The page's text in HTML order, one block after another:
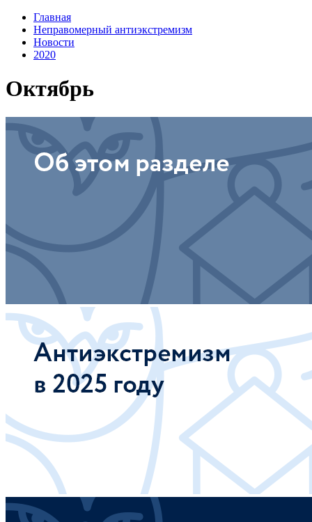
Главная
Неправомерный антиэкстремизм
Новости
2020
Октябрь